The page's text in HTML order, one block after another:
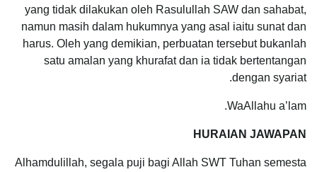
yang tidak dilakukan oleh Rasulullah SAW dan sahabat,
namun masih dalam hukumnya yang asal iaitu sunat dan
harus. Oleh yang demikian, perbuatan tersebut bukanlah
satu amalan yang khurafat dan ia tidak bertentangan
dengan syariat.
WaAllahu a’lam.
HURAIAN JAWAPAN
Alhamdulillah, segala puji bagi Allah SWT Tuhan semesta